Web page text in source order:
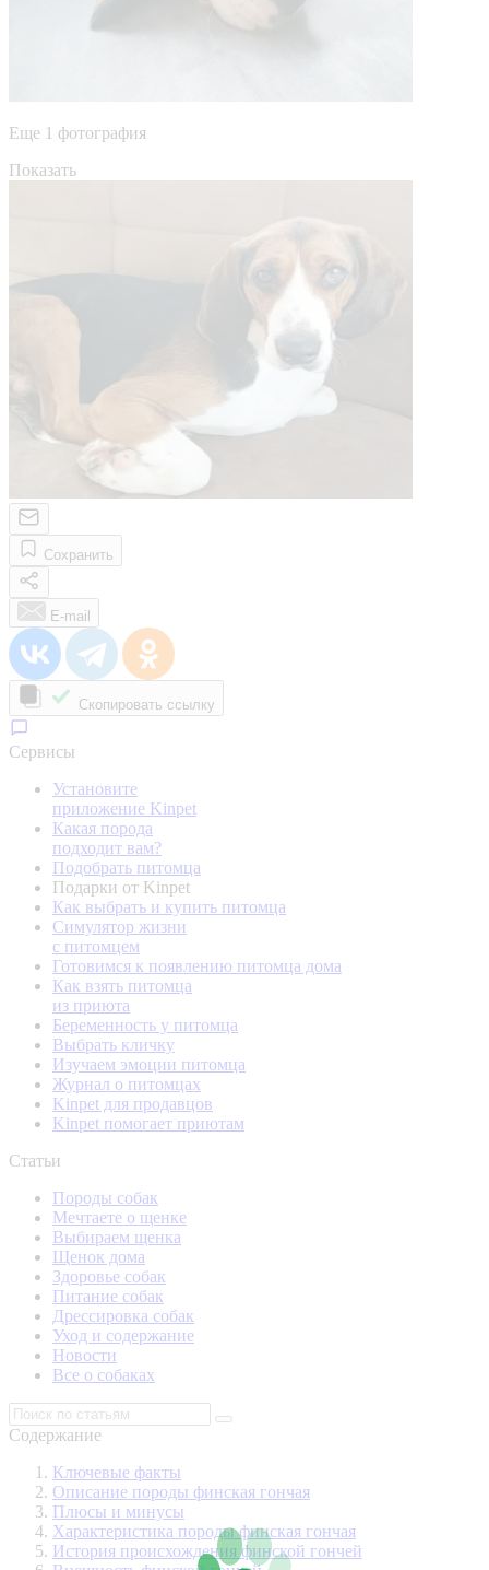
Еще 1 фотография
Показать
Сохранить
E-mail
Скопировать ссылку
Сервисы
Установите
приложение Kinpet
Какая порода
подходит вам?
Подобрать питомца
Подарки от Kinpet
Как выбрать и купить питомца
Симулятор жизни
с питомцем
Готовимся к появлению питомца дома
Как взять питомца
из приюта
Беременность у питомца
Выбрать кличку
Изучаем эмоции питомца
Журнал о питомцах
Kinpet для продавцов
Kinpet помогает приютам
Статьи
Породы собак
Мечтаете о щенке
Выбираем щенка
Щенок дома
Здоровье собак
Питание собак
Дрессировка собак
Уход и содержание
Новости
Все о собаках
Содержание
Ключевые факты
Описание породы финская гончая
Плюсы и минусы
Характеристика породы финская гончая
История происхождения финской гончей